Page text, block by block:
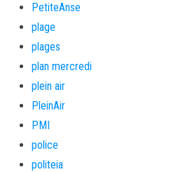
PetiteAnse
plage
plages
plan mercredi
plein air
PleinAir
PMI
police
politeia